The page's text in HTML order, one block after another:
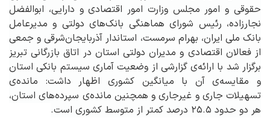
حقوقی و امور مجلس وزارت امور اقتصادی و دارایی، ابوالفضل
نجارزاده، رئیس شورای هماهنگی بانک‌های دولتی و مدیرعامل
بانک ملی ایران، بهرام سرمست، استاندار آذربایجان‌شرقی و جمعی
از فعالان اقتصادی و مدیران دولتی استان در اتاق بازرگانی تبریز
برگزار شد با ارائه‌ی گزارشی از وضعیت آماری سیستم بانکی استان
و مقایسه‌ی آن با میانگین کشوری اظهار داشت: مانده‌ی
تسهیلات جاری و غیرجاری و همچنین مانده‌ی سپرده‌های استان،
هر دو حدود ۲۵.۵ درصد کمتر از متوسط کشوری است.